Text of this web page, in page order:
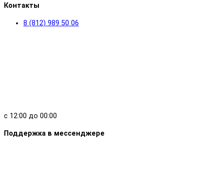
Контакты
8 (812) 989 50 06
с 12:00 до 00:00
Поддержка в мессенджере